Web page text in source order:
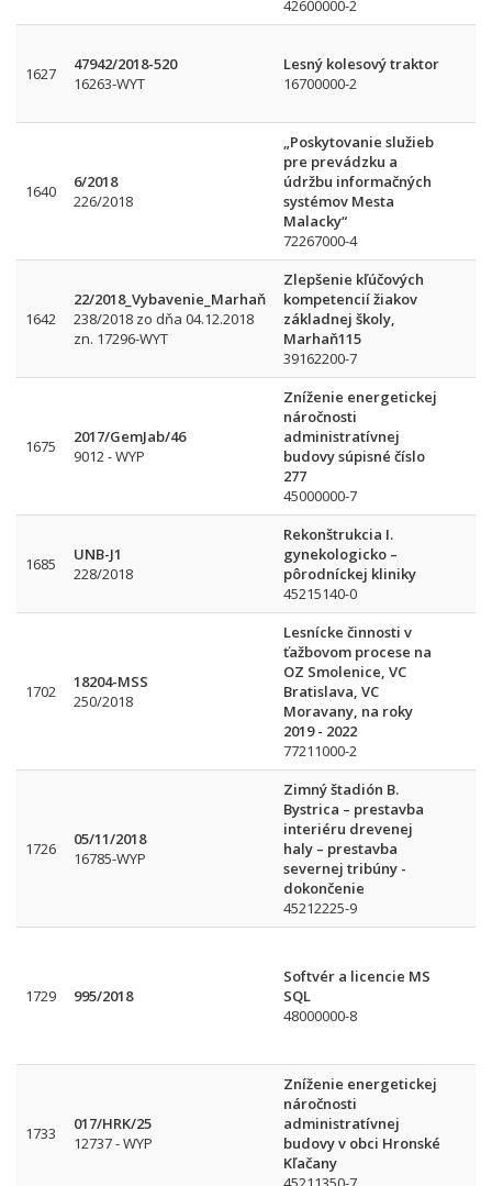
42600000-2
1627
47942/2018-520
16263-WYT
Lesný kolesový traktor
16700000-2
1640
6/2018
226/2018
„Poskytovanie služieb
pre prevádzku a
údržbu informačných
systémov Mesta
Malacky“
72267000-4
1642
22/2018_Vybavenie_Marhaň
238/2018 zo dňa 04.12.2018
zn. 17296-WYT
Zlepšenie kľúčových
kompetencií žiakov
základnej školy,
Marhaň115
39162200-7
1675
2017/GemJab/46
9012 - WYP
Zníženie energetickej
náročnosti
administratívnej
budovy súpisné číslo
277
45000000-7
1685
UNB-J1
228/2018
Rekonštrukcia I.
gynekologicko –
pôrodníckej kliniky
45215140-0
1702
18204-MSS
250/2018
Lesnícke činnosti v
ťažbovom procese na
OZ Smolenice, VC
Bratislava, VC
Moravany, na roky
2019 - 2022
77211000-2
1726
05/11/2018
16785-WYP
Zimný štadión B.
Bystrica – prestavba
interiéru drevenej
haly – prestavba
severnej tribúny -
dokončenie
45212225-9
1729 995/2018
Softvér a licencie MS
SQL
48000000-8
1733
017/HRK/25
12737 - WYP
Zníženie energetickej
náročnosti
administratívnej
budovy v obci Hronské
Kľačany